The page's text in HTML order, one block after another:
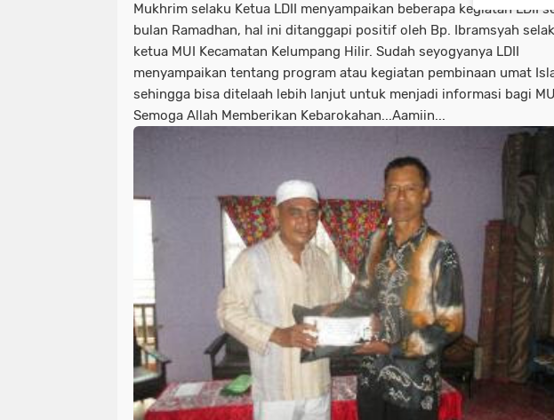
Mukhrim selaku Ketua LDII menyampaikan beberapa kegiatan LDII
bulan Ramadhan, hal ini ditanggapi positif oleh Bp. Ibramsyah
ketua MUI Kecamatan Kelumpang Hilir. Sudah seyogyanya LDII
menyampaikan tentang program atau kegiatan pembinaan umat
sehingga bisa ditelaah lebih lanjut untuk menjadi informasi bagi
Semoga Allah Memberikan Kebarokahan...Aamiin...